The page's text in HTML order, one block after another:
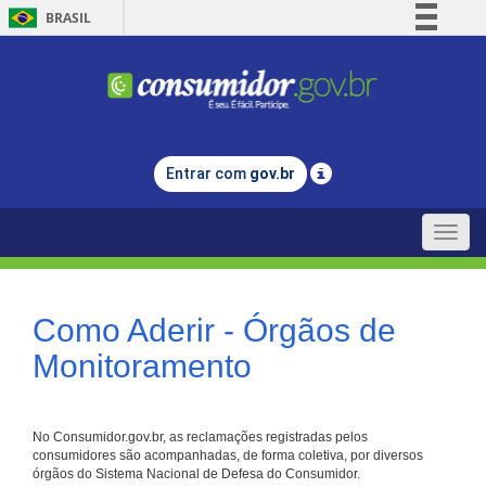
BRASIL
Comunica BR
Legislação
Entrar com gov.br
Toggle
Como Aderir - Órgãos de
Monitoramento
No Consumidor.gov.br, as reclamações registradas pelos
consumidores são acompanhadas, de forma coletiva, por diversos
órgãos do Sistema Nacional de Defesa do Consumidor.